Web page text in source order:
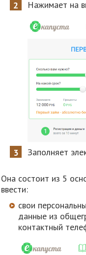
Нажимает на
Заполняет
Она состоит из 5
ввести:
свои
данные из
контактный